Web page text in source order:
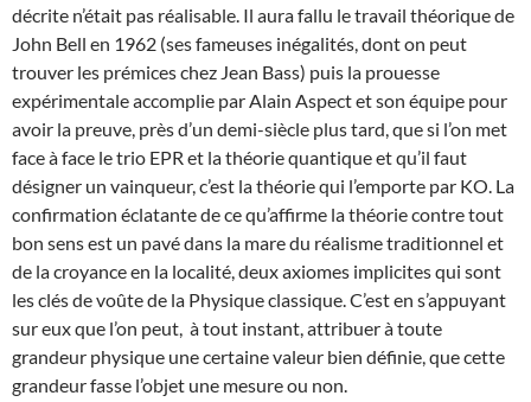
décrite n’était pas réalisable. Il aura fallu le travail théorique de
John Bell en 1962 (ses fameuses inégalités, dont on peut
trouver les prémices chez Jean Bass) puis la prouesse
expérimentale accomplie par Alain Aspect et son équipe pour
avoir la preuve, près d’un demi-siècle plus tard, que si l’on met
face à face le trio EPR et la théorie quantique et qu’il faut
désigner un vainqueur, c’est la théorie qui l’emporte par KO. La
confirmation éclatante de ce qu’affirme la théorie contre tout
bon sens est un pavé dans la mare du réalisme traditionnel et
de la croyance en la localité, deux axiomes implicites qui sont
les clés de voûte de la Physique classique. C’est en s’appuyant
sur eux que l’on peut, à tout instant, attribuer à toute
grandeur physique une certaine valeur bien définie, que cette
grandeur fasse l’objet une mesure ou non.